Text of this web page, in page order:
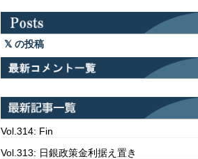
の投稿
Vol.314: Fin
Vol.313: 日銀政策金利据え置き